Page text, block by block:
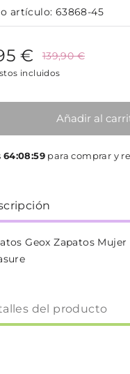
artículo: 63868-45
€ 139,90 €
incluidos
Añadir al
64:08:59 para comprar y
Geox Zapatos
del producto